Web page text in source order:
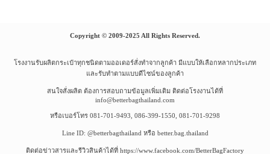
Copyright © 2009-2025 All Rights Reserved.
โรงงานรับผลิตกระเป๋าทุกชนิดตามออเดอร์สั่งทำจากลูกค้า มีแบบให้เลือกหลากประเภท
และรับทำตามแบบดีไซน์ของลูกค้า
สนใจสั่งผลิต ต้องการสอบถามข้อมูลเพิ่มเติม ติดต่อโรงงานได้ที่
info@betterbagthailand.com
หรือเบอร์โทร 081-701-9493, 086-399-1550, 081-701-9298
Line ID: @betterbagthailand หรือ better.bag.thailand
ติดต่อข่าวสารและรีวิวสินค้าได้ที่ https://www.facebook.com/BetterBagFactory